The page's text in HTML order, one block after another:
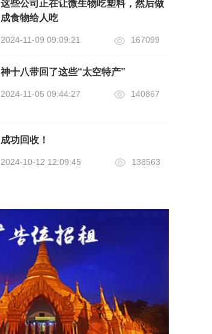
这些公司正在让微生物吃塑料，然后做
成食物给人吃
2024-11-09 09:09:21 167099
神十八带回了这些“太空特产”
2024-11-05 09:44:27 140867
成功回收！
2024-10-12 12:09:45 138563